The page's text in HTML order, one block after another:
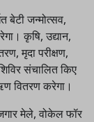
बेटी जन्मोत्सव,
कृषि, उद्यान,
मृदा परीक्षण,
संचालित किए
वितरण करेगा।
मेले, वोकेल फॉर